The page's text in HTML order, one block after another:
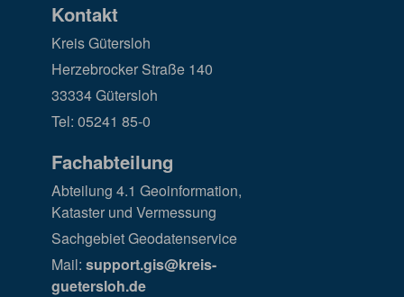
Kontakt
Kreis Gütersloh
Herzebrocker Straße 140
33334 Gütersloh
Tel: 05241 85-0
Fachabteilung
Abteilung 4.1 Geoinformation,
Kataster und Vermessung
Sachgebiet Geodatenservice
Mail: support.gis@kreis-
guetersloh.de